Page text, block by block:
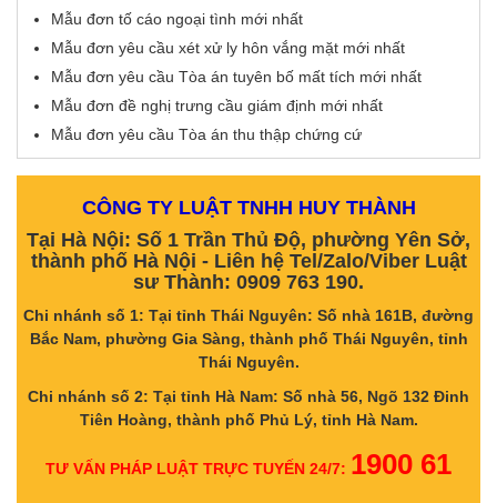
Mẫu đơn tố cáo ngoại tình mới nhất
Mẫu đơn yêu cầu xét xử ly hôn vắng mặt mới nhất
Mẫu đơn yêu cầu Tòa án tuyên bố mất tích mới nhất
Mẫu đơn đề nghị trưng cầu giám định mới nhất
Mẫu đơn yêu cầu Tòa án thu thập chứng cứ
CÔNG TY LUẬT TNHH HUY THÀNH
Tại Hà Nội: Số 1 Trần Thủ Độ, phường Yên Sở,
thành phố Hà Nội - Liên hệ Tel/Zalo/Viber Luật
sư Thành: 0909 763 190.
Chi nhánh số 1: Tại tỉnh Thái Nguyên: Số nhà 161B, đường
Bắc Nam, phường Gia Sàng, thành phố Thái Nguyên, tỉnh
Thái Nguyên.
Chi nhánh số 2: Tại tỉnh Hà Nam: Số nhà 56, Ngõ 132 Đinh
Tiên Hoàng, thành phố Phủ Lý, tỉnh Hà Nam.
TƯ VẤN PHÁP LUẬT TRỰC TUYẾN 24/7: 1900 61